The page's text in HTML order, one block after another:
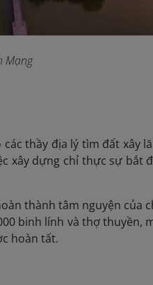
Mạng
thầy địa lý tìm đất xây
xây dựng chỉ thực sự bắt
thành tâm nguyện của
binh lính và thợ thuyền,
hoàn tất.